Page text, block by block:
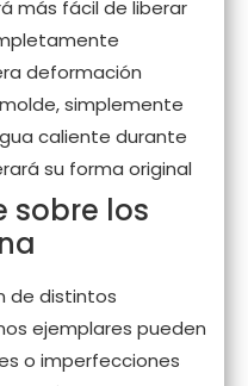
más fácil de liberar
deformación
simplemente
caliente durante
su forma original
sobre los
de distintos
ejemplares pueden
o imperfecciones